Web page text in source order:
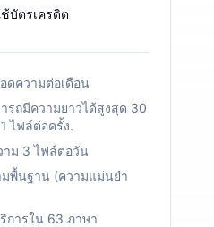
บัตรเครดิต
ดความต่อเดือน
รถมีความยาวได้สูงสุด 30
ไฟล์ต่อครั้ง.
าม 3 ไฟล์ต่อวัน
มพื้นฐาน (ความแม่นยำ
การใน 63 ภาษา